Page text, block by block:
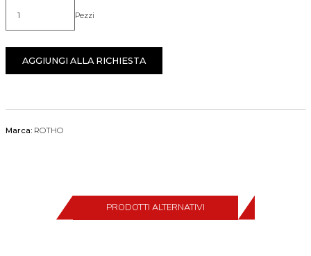
Quantità Pezzi
AGGIUNGI ALLA RICHIESTA
Marca: ROTHO
PRODOTTI ALTERNATIVI